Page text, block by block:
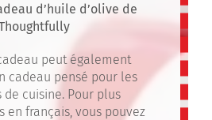
d’huile d’olive de
peut également
cadeau pensé pour les
de cuisine. Pour plus
en français, vous pouvez